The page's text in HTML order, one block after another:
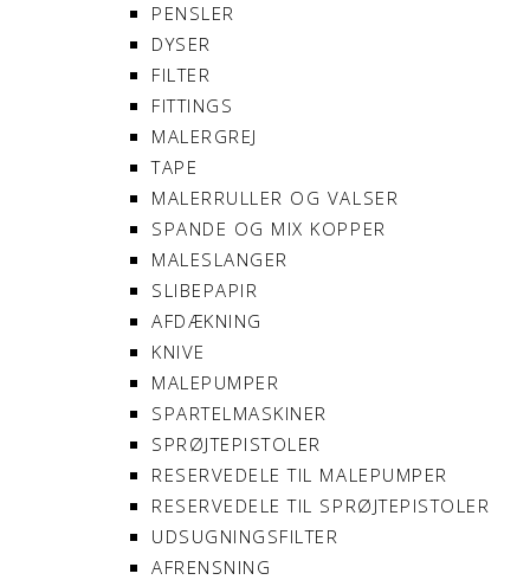
PENSLER
DYSER
FILTER
FITTINGS
MALERGREJ
TAPE
MALERRULLER OG VALSER
SPANDE OG MIX KOPPER
MALESLANGER
SLIBEPAPIR
AFDÆKNING
KNIVE
MALEPUMPER
SPARTELMASKINER
SPRØJTEPISTOLER
RESERVEDELE TIL MALEPUMPER
RESERVEDELE TIL SPRØJTEPISTOLER
UDSUGNINGSFILTER
AFRENSNING